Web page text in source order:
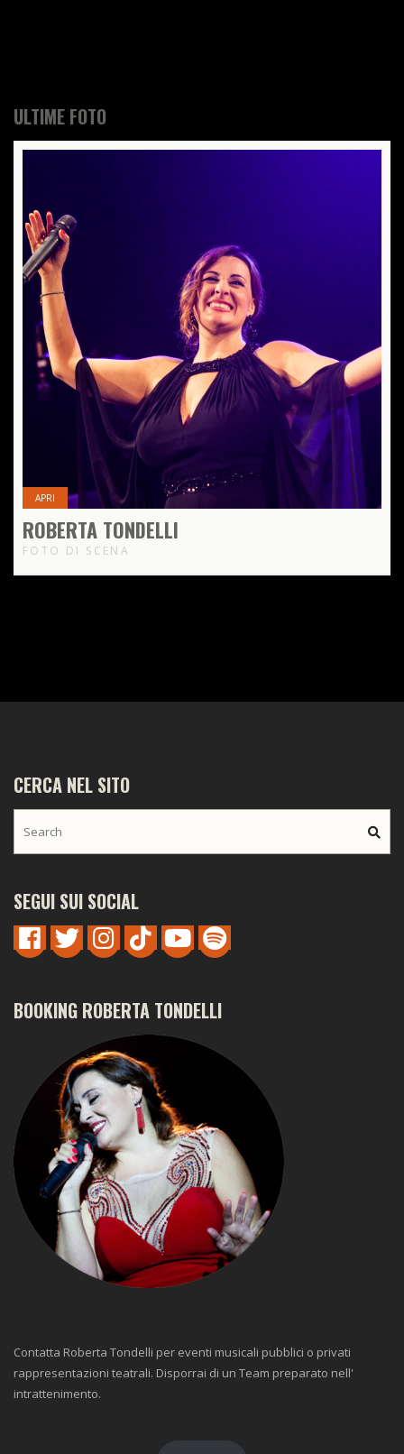
ULTIME FOTO
APRI
ROBERTA TONDELLI
FOTO DI SCENA
CERCA NEL SITO
SEGUI SUI SOCIAL
BOOKING ROBERTA TONDELLI
Contatta Roberta Tondelli per eventi musicali pubblici o privati
rappresentazioni teatrali. Disporrai di un Team preparato nell'
intrattenimento.